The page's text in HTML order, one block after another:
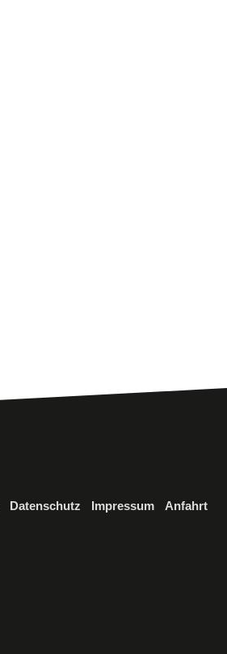
Datenschutz Impressum Anfahrt